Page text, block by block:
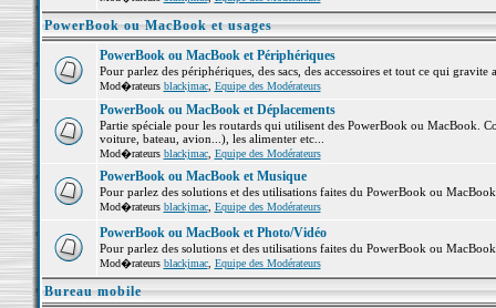
PowerBook ou MacBook et usages
PowerBook ou MacBook et Périphériques
Pour parlez des périphériques, des sacs, des accessoires et tout ce qui
Mod�rateurs blackjmac, Equipe des Modérateurs
PowerBook ou MacBook et Déplacements
Partie spéciale pour les routards qui utilisent des PowerBook ou MacBook.
voiture, bateau, avion...), les alimenter etc...
Mod�rateurs blackjmac, Equipe des Modérateurs
PowerBook ou MacBook et Musique
Pour parlez des solutions et des utilisations faites du PowerBook ou
Mod�rateurs blackjmac, Equipe des Modérateurs
PowerBook ou MacBook et Photo/Vidéo
Pour parlez des solutions et des utilisations faites du PowerBook ou
Mod�rateurs blackjmac, Equipe des Modérateurs
Bureau mobile